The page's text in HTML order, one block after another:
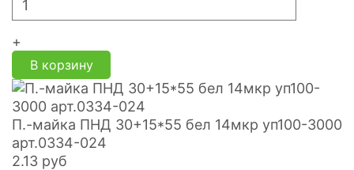
+
В корзину
П.-майка ПНД 30+15*55 бел 14мкр уп100-3000
арт.0334-024
2.13 руб